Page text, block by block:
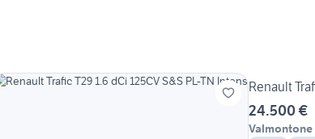
Renault
24.500 €
Valmontone